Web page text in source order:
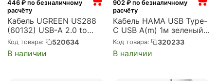
446 ₽ по безналичному
расчёту
Кабель UGREEN US288
(60132) USB-A 2.0 to
USB-C Cable Nickel
Plating Aluminum Braid.
Длина: 1,5м. Цвет: белый
Код товара: 520634
В наличии
902₽ по безналичному
расчёту
Кабель HAMA USB Type-
C USB A(m) 1м зеленый
(00187231)
Код товара: 320233
В наличии